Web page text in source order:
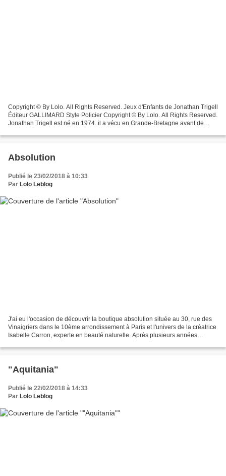
Copyright © By Lolo. All Rights Reserved. Jeux d'Enfants de Jonathan Trigell
Éditeur GALLIMARD Style Policier Copyright © By Lolo. All Rights Reserved.
Jonathan Trigell est né en 1974. il a vécu en Grande-Bretagne avant de
Absolution
Publié le 23/02/2018 à 10:33
Par Lolo Leblog
J'ai eu l'occasion de découvrir la boutique absolution située au 30, rue des
Vinaigriers dans le 10ème arrondissement à Paris et l'univers de la créatrice
Isabelle Carron, experte en beauté naturelle. Après plusieurs années
"Aquitania"
Publié le 22/02/2018 à 14:33
Par Lolo Leblog